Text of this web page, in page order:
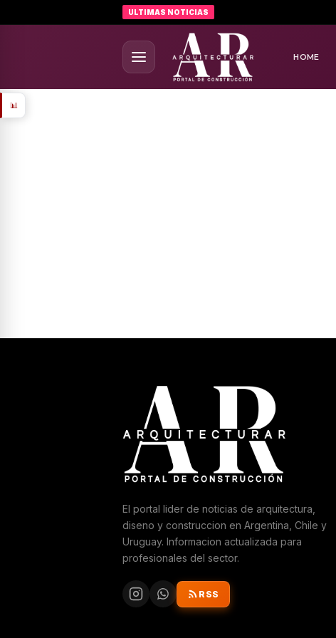
ULTIMAS NOTICIAS
HOME
El portal lider de noticias de arquitectura,
diseno y construccion en Argentina, Chile y
Uruguay. Informacion actualizada para
profesionales del sector.
RSS
📊